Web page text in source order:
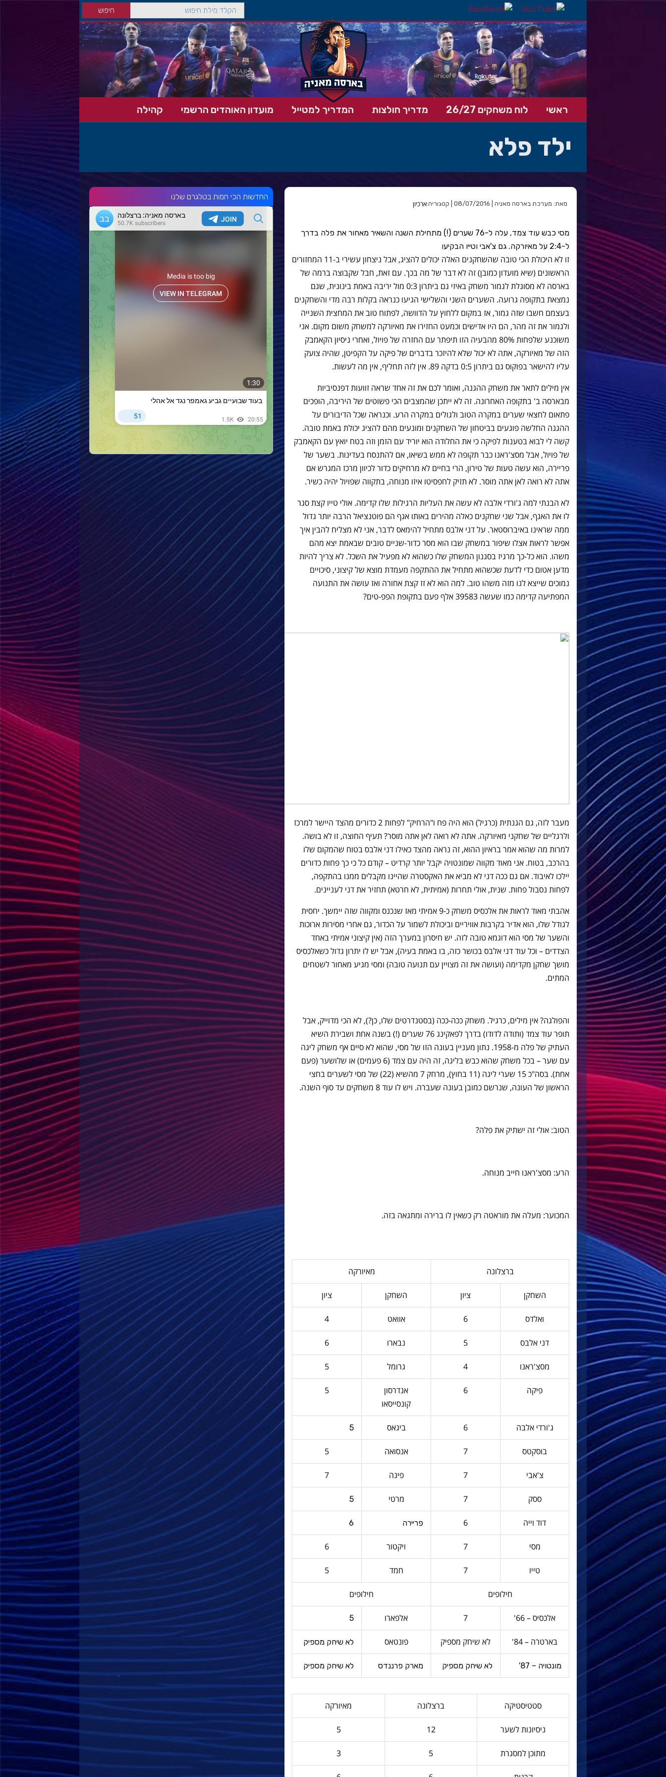
ראשי לוח משחקים 26/27 מדריך חולצות המדריך למטייל מועדון האוהדים הרשמי קהילה
ילד פלא
מאת: מערכת בארסה מאניה | 08/07/2016 | קטגוריה: ארכיון
מסי כבש עוד צמד, עלה ל-76 שערים (!) מתחילת השנה והשאיר מאחור את פלה בדרך
ל-2:4 על מאיורקה. גם צ'אבי וטייו הבקיעו
זו לא היכולת הכי טובה שהשחקנים האלה יכולים להציג, אבל ניצחון עשירי ב-11 המחזורים
הראשונים (שיא מועדון כמובן) זה לא דבר של מה בכך. עם זאת, חבל שקבוצה ברמה של
בארסה לא מסוגלת לגמור משחק באיזי גם ביתרון 0:3 מול יריבה באמת בינונית, שגם
נמצאת בתקופה גרועה. השערים השני והשלישי הגיעו כנראה בקלות רבה מדי והשחקנים
בעצמם חשבו שזה גמור, אז במקום ללחוץ על הדוושה, לפתוח טוב את המחצית השנייה
ולגמור את זה מהר, הם היו אדישים וכמעט החזירו את מאיורקה למשחק משום מקום. אני
משוכנע שלפחות 80% מהבעיה הזו תיפתר עם החזרה של פויול, ואחרי ניסיון הקאמבק
הזה של מאיורקה, אתה לא יכול שלא להיזכר בדברים של פיקה על הקפיטן, שהיה צועק
עליו להישאר בפוקוס גם ביתרון 0:5 בדקה 89. אין לזה תחליף, אין מה לעשות.
אין מילים לתאר את משחק ההגנה, ואומר לכם את זה אחד שראה זוועות דפנסיביות
מבארסה ב' בתקופה האחרונה. זה לא ייתכן שהמצבים הכי פשוטים של היריבה, הופכים
פתאום לחצאי שערים במקרה הטוב ולגולים במקרה הרע. וכנראה שכל הדיבורים על
ההגנה החלשה פוגעים בביטחון של השחקנים ומונעים מהם להציג יכולת באמת טובה.
קשה לי לבוא בטענות לפיקה כי את החלודה הוא יוריד עם הזמן וזה בטח יואץ עם הקאמבק
של פויול, אבל מסצ'ראנו כבר תקופה לא ממש בשיאו, אם להתנסח בעדינות. בשער של
פריירה, הוא עשה טעות של טירון, הרי בחיים לא מרחיקים כדור לכיוון מרכז המגרש אם
אתה לא רואה לאן אתה מוסר. לא תזיק לחפסיטו איזו מנוחה, בתקווה שפויול יהיה כשיר.
לא הבנתי למה ג'ורדי אלבה לא עשה את העליות הרגילות שלו קדימה. אולי טייו קצת סגר
לו את האגף, אבל שני שחקנים כאלה מהירים באותו אגף הם פוטנציאל הרבה יותר גדול
ממה שראינו באיברוסטאר. על דני אלבס מתחיל להימאס לדבר, אני לא מצליח להבין איך
אפשר לראות אצלו שיפור במשחק שבו הוא מסר כדור-שניים טובים שבאמת יצא מהם
משהו. הוא כל-כך מרגיז בסגנון המשחק שלו כשהוא לא מפעיל את השכל. לא צריך להיות
מדען אטום כדי לדעת שכשהוא מתחיל את ההתקפה מעמדת מוצא של קיצוני, סיכויים
נמוכים שייצא לנו מזה משהו טוב. למה הוא לא זז קצת אחורה ואז עושה את התנועה
המפתיעה קדימה כמו שעשה 39583 אלף פעם בתקופת הפפ-טים?
מעבר לזה, גם הגנתית (כרגיל) הוא היה פח ו"הרחיק" לפחות 2 כדורים מהצד היישר למרכז
ולרגליים של שחקני מאיורקה. אתה לא רואה לאן אתה מוסר? תעיף החוצה, זו לא בושה.
למרות מה שהוא אמר בראיון ההוא, זה נראה מהצד כאילו דני אלבס בטוח שהמקום שלו
בהרכב, בטוח. אני מאוד מקווה שמונטויה יקבל יותר קרדיט – קודם כל כי כך פחות כדורים
יילכו לאיבוד. אם גם ככה דני לא מביא את האקסטרה שהיינו מקבלים ממנו בהתקפה,
לפחות נסבול פחות. שנית, אולי תחרות (אמיתית, לא חרטא) תחזיר את דני לעניינים.
אהבתי מאוד לראות את אלכסיס משחק כ-9 אמיתי מאז שנכנס ומקווה שזה יימשך. יחסית
לגודל שלו, הוא אדיר בקרבות אוויריים וביכולת לשמור על הכדור, גם אחרי מסירות ארוכות
והשער של מסי הוא דוגמא טובה לזה. יש חיסרון במערך הזה (אין קיצוני אמיתי באחד
הצדדים – וכל עוד דני אלבס בכושר כזה, בו באמת בעיה), אבל יש לו יתרון גדול כשאלכסיס
מושך שחקן מקדימה (ועושה את זה מצויין עם תנועה טובה) ומסי מגיע מאחור לשטחים
המתים.
והפולגה? אין מילים, כרגיל. משחק ככה-ככה (בסטנדרטים שלו, כן?), לא הכי מדוייק, אבל
תופר עוד צמד (ותודה לדודו) בדרך לפאקינג 76 שערים (!) בשנה אחת ושבירת השיא
העתיק של פלה מ-1958. נתון מעניין בעונה הזו של מסי, שהוא לא סיים אף משחק ליגה
עם שער – בכל משחק שהוא כבש בליגה, זה היה עם צמד (6 פעמים) או שלושער (פעם
אחת). בסה"כ 15 שערי ליגה (11 בחוץ), מרחק 7 מהשיא (22) של מסי לשערים בחצי
הראשון של העונה, שנרשם כמובן בעונה שעברה. ויש לו עוד 8 משחקים עד סוף השנה.
הטוב: אולי זה ישתיק את פלה?
הרע: מסצ'ראנו חייב מנוחה.
המכוער: מעלה את מוראטה רק כשאין לו ברירה ומתגאה בזה.
ברצלונה מאיורקה
השחקן ציון השחקן ציון
ואלדס 6 אוואט 4
דני אלבס 5 נבארו 6
מסצ'ראנו 4 גרומל 5
פיקה 6
אנדרסון
קונסייסאו
5
ג'ורדי אלבה 6 ביגאס 5
בוסקטס 7 אנסואה 5
צ'אבי 7 פינה 7
ססק 7 מרטי 5
דוד וייה 6 פריירה 6
מסי 7 ויקטור 6
טייו 7 חמד 5
חילופים חילופים
אלכסיס – 66' 7 אלפארו 5
בארטרה – 84' לא שיחק מספיק פונטאס לא שיחק מספיק
מונטויה – 87' לא שיחק מספיק מארק פרננדס לא שיחק מספיק
סטטיסטיקה ברצלונה מאיורקה
ניסיונות לשער 12
5
מתוכן למסגרת 5
3
החדשות הכי חמות בטלגרם שלנו